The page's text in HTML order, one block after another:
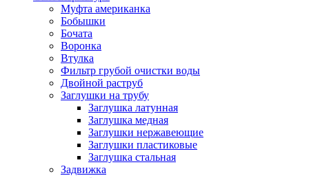
Муфта американка
Бобышки
Бочата
Воронка
Втулка
Фильтр грубой очистки воды
Двойной раструб
Заглушки на трубу
Заглушка латунная
Заглушка медная
Заглушки нержавеющие
Заглушки пластиковые
Заглушка стальная
Задвижка